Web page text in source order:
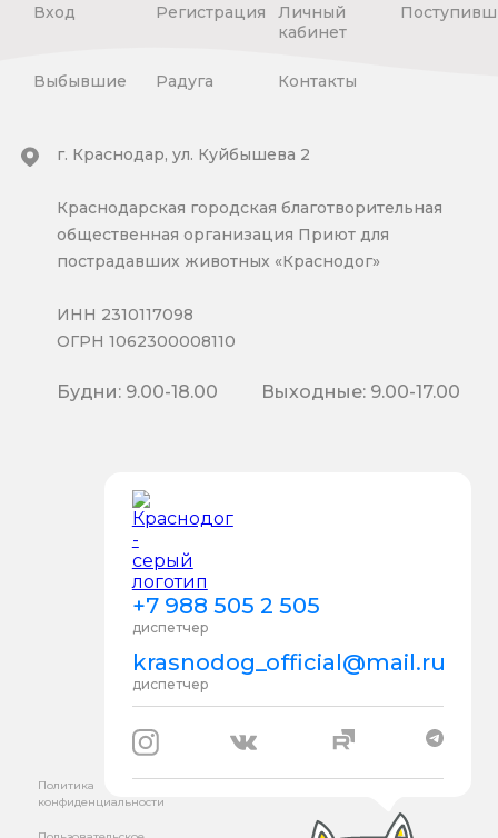
Вход Регистрация
Личный
кабинет
Выбывшие Радуга Контакты
+7 988 505 2 505
диспетчер
krasnodog_official@mail.ru
диспетчер
г. Краснодар, ул. Куйбышева 2
Краснодарская городская благотворительная
общественная организация Приют для
пострадавших животных «Краснодог»
ИНН 2310117098
ОГРН 1062300008110
Будни: 9.00-18.00 Выходные: 9.00-17.00
Политика
конфиденциальности